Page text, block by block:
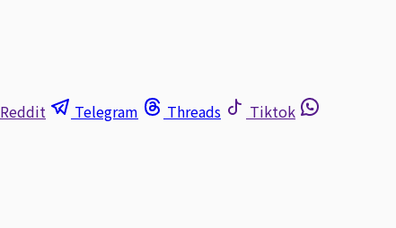
Reddit Telegram Threads
Tiktok